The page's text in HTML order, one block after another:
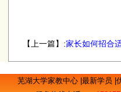
【上一篇】:家长如何招合
芜湖大学家教中心 最新学员